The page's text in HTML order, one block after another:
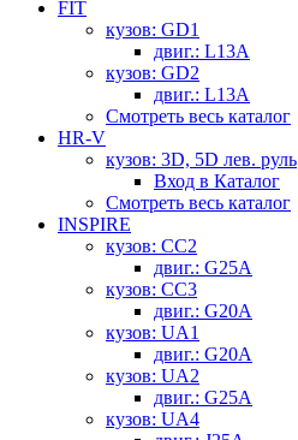
FIT
кузов: GD1
двиг.: L13A
кузов: GD2
двиг.: L13A
Смотреть весь каталог
HR-V
кузов: 3D, 5D лев. руль
Вход в Каталог
Смотреть весь каталог
INSPIRE
кузов: CC2
двиг.: G25A
кузов: CC3
двиг.: G20A
кузов: UA1
двиг.: G20A
кузов: UA2
двиг.: G25A
кузов: UA4